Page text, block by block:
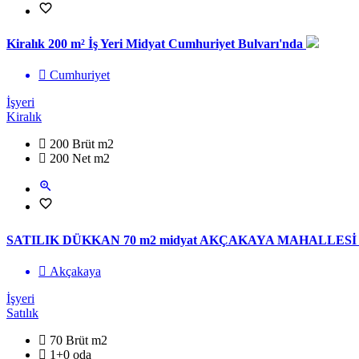
Kiralık 200 m² İş Yeri Midyat Cumhuriyet Bulvarı'nda
Cumhuriyet
İşyeri
Kiralık
200 Brüt m2
200 Net m2
SATILIK DÜKKAN 70 m2 midyat AKÇAKAYA MAHALLESİ
Akçakaya
İşyeri
Satılık
70 Brüt m2
1+0 oda